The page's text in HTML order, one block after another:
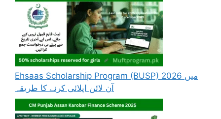
Ehsaas Scholarship Program (BUSP) 2026 میں
آن لائن اپلائی کرنے کا طریقہ